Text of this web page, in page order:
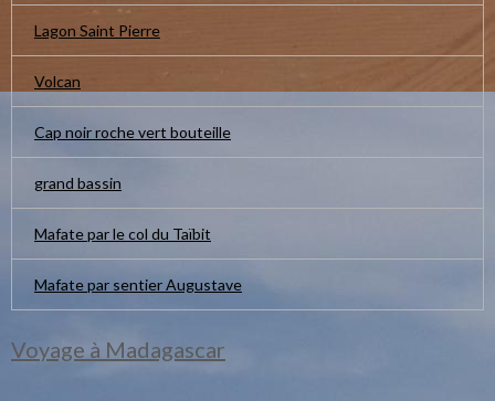
Lagon Saint Pierre
Volcan
Cap noir roche vert bouteille
grand bassin
Mafate par le col du Taïbit
Mafate par sentier Augustave
Voyage à Madagascar